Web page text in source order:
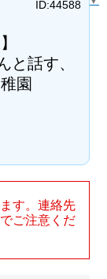
と話す、
園
ID:44588
す。連絡先
ご注意くだ